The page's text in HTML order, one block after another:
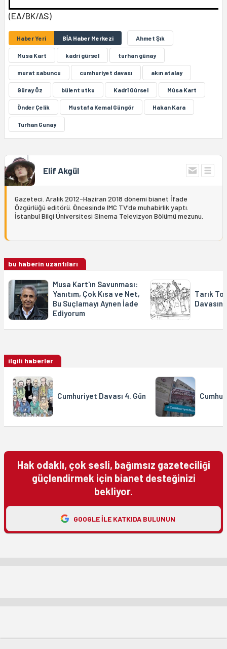
(EA/BK/AS)
Haber Yeri BİA Haber Merkezi Ahmet Şık
Musa Kart kadri gürsel turhan günay
murat sabuncu cumhuriyet davası akın atalay
Güray Öz bülent utku Kadrî Gûrsel Mûsa Kart
Önder Çelik Mustafa Kemal Güngör Hakan Kara
Turhan Gunay
Elif Akgül
Gazeteci. Aralık 2012-Haziran 2018 dönemi bianet İfade
Özgürlüğü editörü. Öncesinde IMC TV'de muhabirlik yaptı.
İstanbul Bilgi Üniversitesi Sinema Televizyon Bölümü mezunu.
bu haberin uzantıları
Musa Kart'ın Savunması:
Yanıtım, Çok Kısa ve Net,
Bu Suçlamayı Aynen İade
Ediyorum
Tarık
ilgili haberler
Cumhuriyet Davası 4. Gün
Hak odaklı, çok sesli, bağımsız gazeteciliği
güçlendirmek için bianet desteğinizi
bekliyor.
GOOGLE ILE KATKIDA BULUNUN